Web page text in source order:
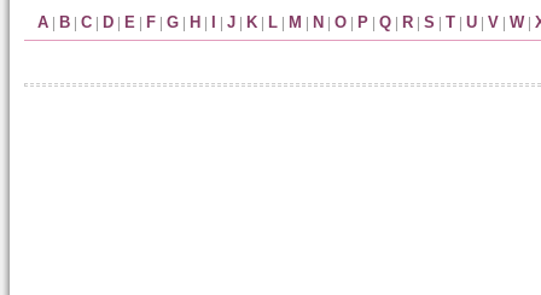
A | B | C | D | E | F | G | H | | J | K | L | M | N | O | P | Q | R | S | T | U | V | W|